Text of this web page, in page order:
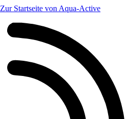
Zur Startseite von Aqua-Active